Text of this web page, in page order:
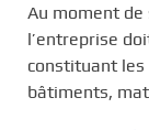
Au moment de
l’entreprise
constituant
bâtiments,